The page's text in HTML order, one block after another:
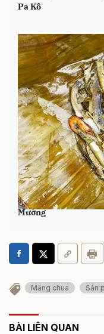
Pa Kô
Cá “ốt đồ” măng
Mường
Măng chua Sản
BÀI LIÊN QUAN